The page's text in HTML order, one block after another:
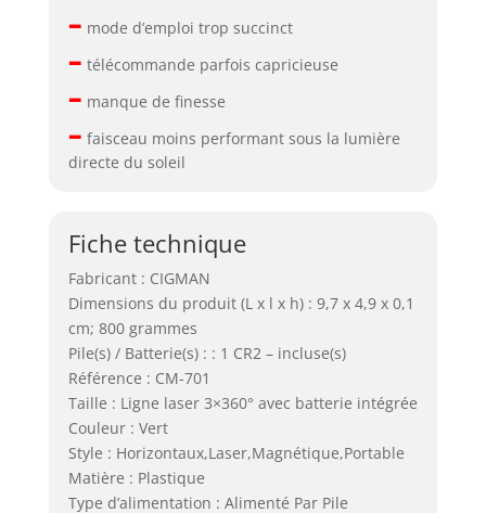
– mode d’emploi trop succinct
– télécommande parfois capricieuse
– manque de finesse
– faisceau moins performant sous la lumière
directe du soleil
Fiche technique
Fabricant : CIGMAN
Dimensions du produit (L x l x h) : 9,7 x 4,9 x 0,1
cm; 800 grammes
Pile(s) / Batterie(s) : : 1 CR2 – incluse(s)
Référence : CM-701
Taille : Ligne laser 3×360° avec batterie intégrée
Couleur : Vert
Style : Horizontaux,Laser,Magnétique,Portable
Matière : Plastique
Type d’alimentation : Alimenté Par Pile